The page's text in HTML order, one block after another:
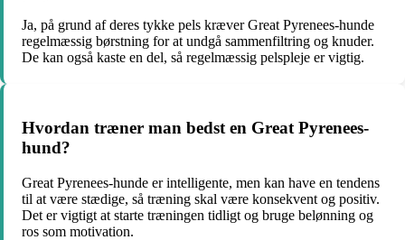
Ja, på grund af deres tykke pels kræver Great Pyrenees-hunde
regelmæssig børstning for at undgå sammenfiltring og knuder.
De kan også kaste en del, så regelmæssig pelspleje er vigtig.
Hvordan træner man bedst en Great Pyrenees-
hund?
Great Pyrenees-hunde er intelligente, men kan have en tendens
til at være stædige, så træning skal være konsekvent og positiv.
Det er vigtigt at starte træningen tidligt og bruge belønning og
ros som motivation.